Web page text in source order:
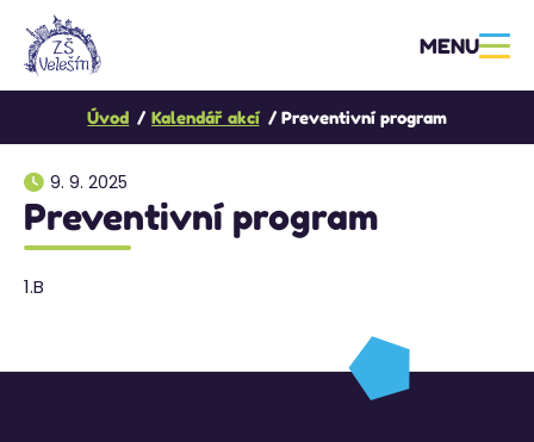
MENU
Úvod Kalendář akcí Preventivní program
9. 9. 2025
Preventivní program
1.B